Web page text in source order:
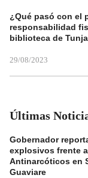
¿Qué pasó con el
responsabilidad
biblioteca de
29/08/2023
Últimas
Gobernador
explosivos frente
Antinarcóticos en
Guaviare